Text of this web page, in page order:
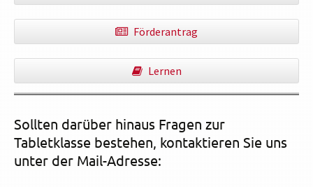
Förderantrag
Lernen
Sollten darüber hinaus Fragen zur
Tabletklasse bestehen, kontaktieren Sie uns
unter der Mail-Adresse: